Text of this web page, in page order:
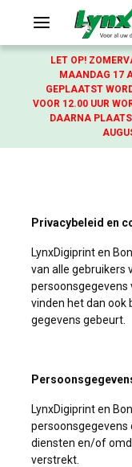
LET OP!
MAANDAG 17
GEPLAATST
VOOR 12.00 UUR
DAARNA
Privacybeleid en
LynxDigiprint en
van alle gebruikers
persoonsgegevens
vinden het dan ook
gegevens gebeurt.
LynxDigiprint en
persoonsgegevens
diensten en/of
verstrekt.